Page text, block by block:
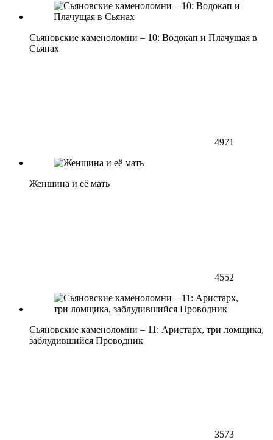
Сьяновские каменоломни – 10: Водокап и Плачущая в
Сьянах
4971
Женщина и её мать
4552
Сьяновские каменоломни – 11: Аристарх, три ломщика,
заблудившийся Проводник
3573